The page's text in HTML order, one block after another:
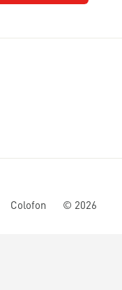
Colofon © 2026